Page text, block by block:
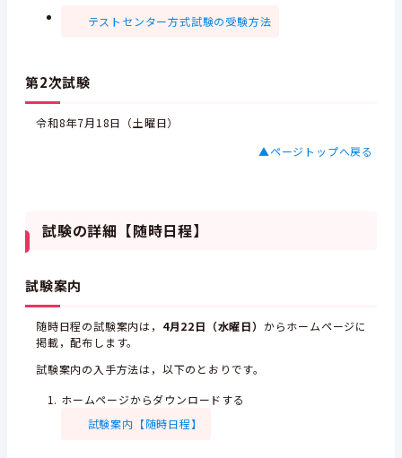
テストセンター方式試験の受験方法
第2次試験
令和8年7月18日（土曜日）
▲ページトップへ戻る
試験の詳細【随時日程】
試験案内
随時日程の試験案内は， 4月22日（水曜日） からホームページに
掲載，配布します。
試験案内の入手方法は，以下のとおりです。
ホームページからダウンロードする
試験案内【随時日程】